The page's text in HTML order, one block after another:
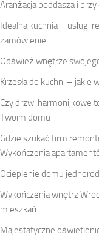
Aranżacja poddasza i
Idealna kuchnia – usługi
zamówienie
Odśwież wnętrze
Krzesła do kuchni – jakie
Czy drzwi harmonijkowe
Twoim domu
Gdzie szukać firm
Wykończenia
Ocieplenie domu
Wykończenia wnętrz
mieszkań
Majestatyczne